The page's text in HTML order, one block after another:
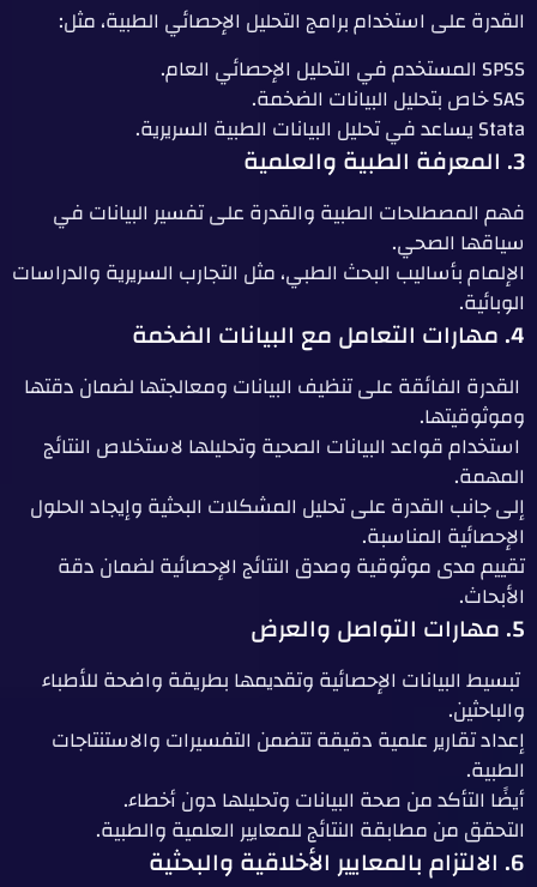
القدرة على استخدام برامج التحليل الإحصائي الطبية، مثل:
SPSS المستخدم في التحليل الإحصائي العام.
SAS خاص بتحليل البيانات الضخمة.
Stata يساعد في تحليل البيانات الطبية السريرية.
3. المعرفة الطبية والعلمية
فهم المصطلحات الطبية والقدرة على تفسير البيانات في
سياقها الصحي.
الإلمام بأساليب البحث الطبي، مثل التجارب السريرية والدراسات
الوبائية.
4. مهارات التعامل مع البيانات الضخمة
القدرة الفائقة على تنظيف البيانات ومعالجتها لضمان دقتها
وموثوقيتها.
استخدام قواعد البيانات الصحية وتحليلها لاستخلاص النتائج
المهمة.
إلى جانب القدرة على تحليل المشكلات البحثية وإيجاد الحلول
الإحصائية المناسبة.
تقييم مدى موثوقية وصدق النتائج الإحصائية لضمان دقة
الأبحاث.
5. مهارات التواصل والعرض
تبسيط البيانات الإحصائية وتقديمها بطريقة واضحة للأطباء
والباحثين.
إعداد تقارير علمية دقيقة تتضمن التفسيرات والاستنتاجات
الطبية.
أيضًا التأكد من صحة البيانات وتحليلها دون أخطاء.
التحقق من مطابقة النتائج للمعايير العلمية والطبية.
6. الالتزام بالمعايير الأخلاقية والبحثية